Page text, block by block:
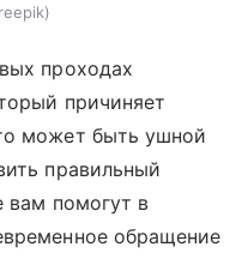
проходах
причиняет
может быть ушной
правильный
вам помогут в
обращение